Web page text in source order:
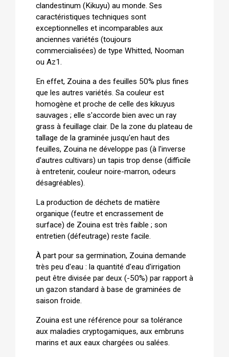
clandestinum (Kikuyu) au monde. Ses
caractéristiques techniques sont
exceptionnelles et incomparables aux
anciennes variétés (toujours
commercialisées) de type Whitted, Nooman
ou Az1.
En effet, Zouina a des feuilles 50% plus fines
que les autres variétés. Sa couleur est
homogène et proche de celle des kikuyus
sauvages ; elle s'accorde bien avec un ray
grass à feuillage clair. De la zone du plateau de
tallage de la graminée jusqu'en haut des
feuilles, Zouina ne développe pas (à l'inverse
d'autres cultivars) un tapis trop dense (difficile
à entretenir, couleur noire-marron, odeurs
désagréables).
La production de déchets de matière
organique (feutre et encrassement de
surface) de Zouina est très faible ; son
entretien (défeutrage) reste facile.
À part pour sa germination, Zouina demande
très peu d'eau : la quantité d'eau d'irrigation
peut être divisée par deux (-50%) par rapport à
un gazon standard à base de graminées de
saison froide.
Zouina est une référence pour sa tolérance
aux maladies cryptogamiques, aux embruns
marins et aux eaux chargées ou salées.